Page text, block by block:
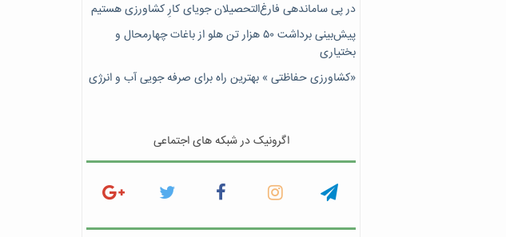
در پی ساماندهی فارغ‌التحصیلان جویای کارِ کشاورزی هستیم
پیش‎‌بینی برداشت ۵۰ هزار تن هلو از باغات چهارمحال و
بختیاری
«کشاورزی حفاظتی » بهترین راه برای صرفه جویی آب و انرژی
اگرونیک در شبکه های اجتماعی